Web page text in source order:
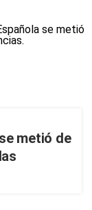
metió de